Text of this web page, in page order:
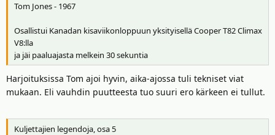
Tom Jones - 1967
Osallistui Kanadan kisaviikonloppuun yksityisellä Cooper T82 Climax
V8:lla
ja jäi paaluajasta melkein 30 sekuntia
Harjoituksissa Tom ajoi hyvin, aika-ajossa tuli tekniset viat
mukaan. Eli vauhdin puutteesta tuo suuri ero kärkeen ei tullut.
Kuljettajien legendoja, osa 5